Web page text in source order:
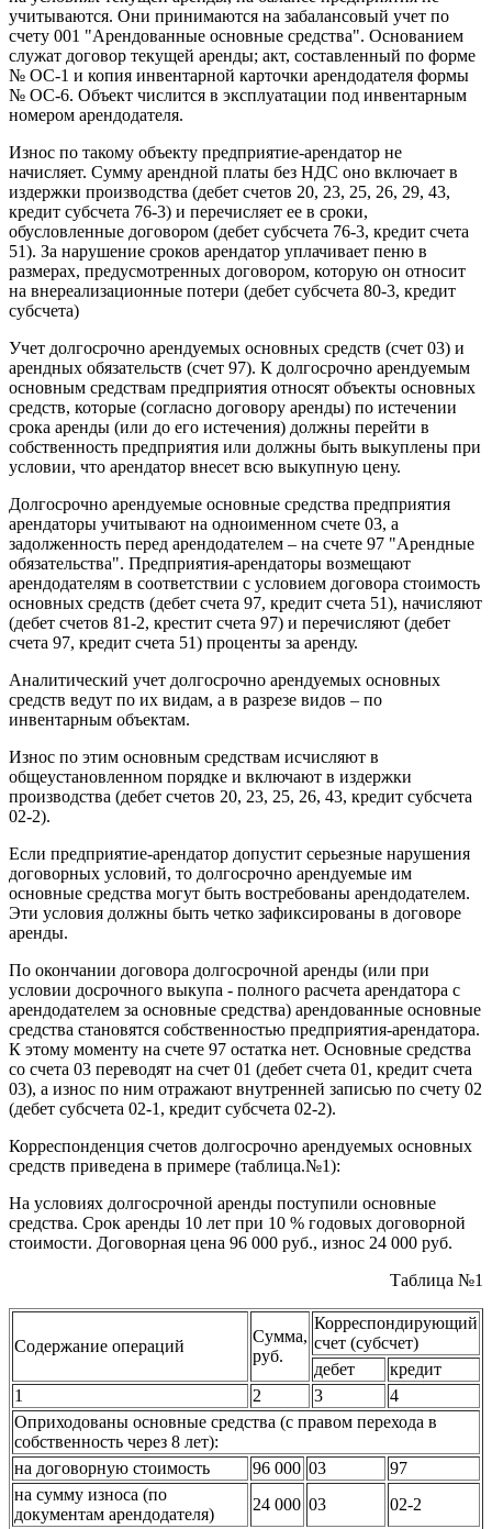
учитываются. Они принимаются на забалансовый учет по
счету 001 "Арендованные основные средства". Основанием
служат договор текущей аренды; акт, составленный по форме
№ ОС-1 и копия инвентарной карточки арендодателя формы
№ ОС-6. Объект числится в эксплуатации под инвентарным
номером арендодателя.
Износ по такому объекту предприятие-арендатор не
начисляет. Сумму арендной платы без НДС оно включает в
издержки производства (дебет счетов 20, 23, 25, 26, 29, 43,
кредит субсчета 76-3) и перечисляет ее в сроки,
обусловленные договором (дебет субсчета 76-3, кредит счета
51). За нарушение сроков арендатор уплачивает пеню в
размерах, предусмотренных договором, которую он относит
на внереализационные потери (дебет субсчета 80-3, кредит
субсчета)
Учет долгосрочно арендуемых основных средств (счет 03) и
арендных обязательств (счет 97). К долгосрочно арендуемым
основным средствам предприятия относят объекты основных
средств, которые (согласно договору аренды) по истечении
срока аренды (или до его истечения) должны перейти в
собственность предприятия или должны быть выкуплены при
условии, что арендатор внесет всю выкупную цену.
Долгосрочно арендуемые основные средства предприятия
арендаторы учитывают на одноименном счете 03, а
задолженность перед арендодателем – на счете 97 "Арендные
обязательства". Предприятия-арендаторы возмещают
арендодателям в соответствии с условием договора стоимость
основных средств (дебет счета 97, кредит счета 51), начисляют
(дебет счетов 81-2, крестит счета 97) и перечисляют (дебет
счета 97, кредит счета 51) проценты за аренду.
Аналитический учет долгосрочно арендуемых основных
средств ведут по их видам, а в разрезе видов – по
инвентарным объектам.
Износ по этим основным средствам исчисляют в
общеустановленном порядке и включают в издержки
производства (дебет счетов 20, 23, 25, 26, 43, кредит субсчета
02-2).
Если предприятие-арендатор допустит серьезные нарушения
договорных условий, то долгосрочно арендуемые им
основные средства могут быть востребованы арендодателем.
Эти условия должны быть четко зафиксированы в договоре
аренды.
По окончании договора долгосрочной аренды (или при
условии досрочного выкупа - полного расчета арендатора с
арендодателем за основные средства) арендованные основные
средства становятся собственностью предприятия-арендатора.
К этому моменту на счете 97 остатка нет. Основные средства
со счета 03 переводят на счет 01 (дебет счета 01, кредит счета
03), а износ по ним отражают внутренней записью по счету 02
(дебет субсчета 02-1, кредит субсчета 02-2).
Корреспонденция счетов долгосрочно арендуемых основных
средств приведена в примере (таблица.№1):
На условиях долгосрочной аренды поступили основные
средства. Срок аренды 10 лет при 10 % годовых договорной
стоимости. Договорная цена 96 000 руб., износ 24 000 руб.
Таблица №1
Содержание операций
Сумма,
руб.
Корреспондирующий
счет (субсчет)
дебет
кредит
1
2 3
4
Оприходованы основные средства (с правом перехода в
собственность через 8 лет):
на договорную стоимость
96 000 03
97
на сумму износа (по
документам арендодателя)
24 000 03
02-2